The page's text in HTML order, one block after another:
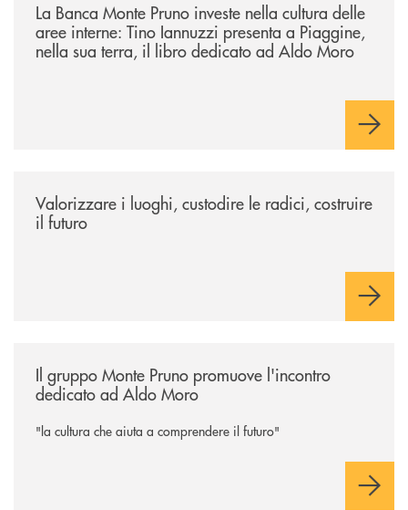
La Banca Monte Pruno investe nella cultura delle
aree interne: Tino Iannuzzi presenta a Piaggine,
nella sua terra, il libro dedicato ad Aldo Moro
Valorizzare i luoghi, custodire le radici, costruire
il futuro
Il gruppo Monte Pruno promuove l'incontro
dedicato ad Aldo Moro
"la cultura che aiuta a comprendere il futuro"